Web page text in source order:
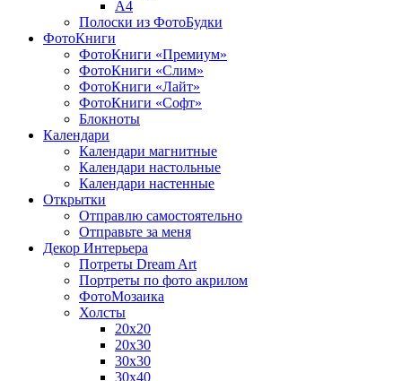
A4
Полоски из ФотоБудки
ФотоКниги
ФотоКниги «Премиум»
ФотоКниги «Слим»
ФотоКниги «Лайт»
ФотоКниги «Софт»
Блокноты
Календари
Календари магнитные
Календари настольные
Календари настенные
Открытки
Отправлю самостоятельно
Отправьте за меня
Декор Интерьера
Потреты Dream Art
Портреты по фото акрилом
ФотоМозаика
Холсты
20х20
20х30
30х30
30х40